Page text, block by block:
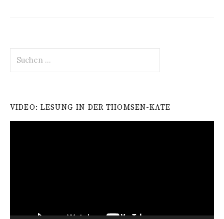
nach:
VIDEO: LESUNG IN DER THOMSEN-KATE